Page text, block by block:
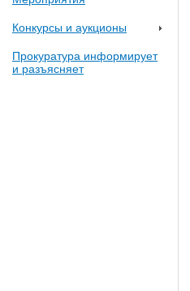
Конкурсы и аукционы
Прокуратура информирует
и разъясняет